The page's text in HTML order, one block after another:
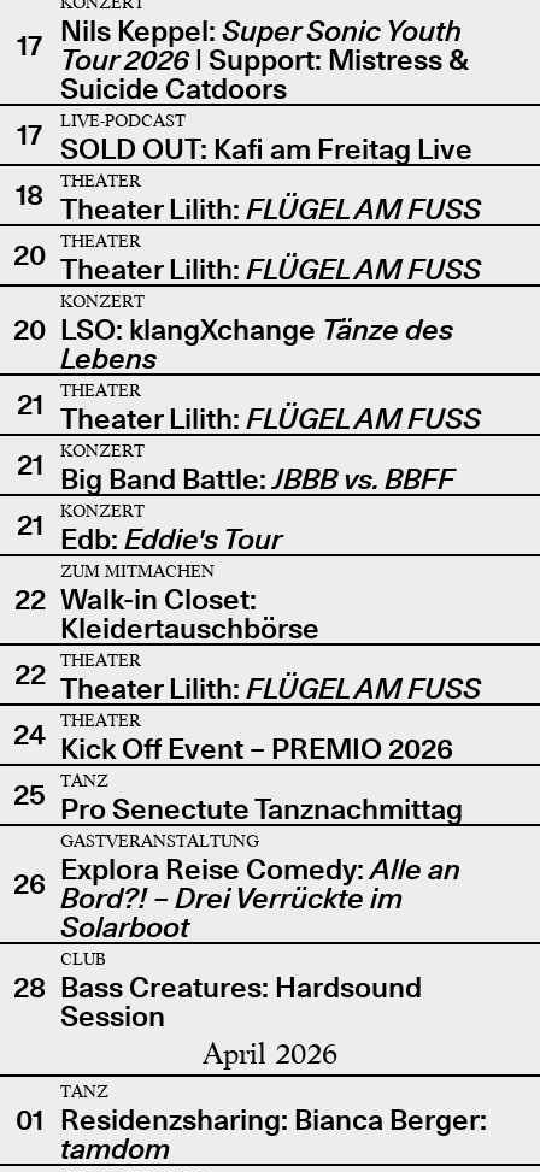
17 Nils Keppel: Super Sonic Youth
Tour 2026| Support: Mistress &
Suicide Catdoors
17
LIVE-PODCAST
SOLD OUT: Kafi am Freitag Live
18
THEATER
Theater Lilith: FLÜGEL AM FUSS
20
THEATER
Theater Lilith: FLÜGEL AM FUSS
20
KONZERT
LSO: klangXchange Tänze des
Lebens
21
THEATER
Theater Lilith: FLÜGEL AM FUSS
21
KONZERT
Big Band Battle:JBBB vs. BBFF
21
KONZERT
Edb: Eddie's Tour
22
ZUM MITMACHEN
Walk-in Closet:
Kleidertauschbörse
22
THEATER
Theater Lilith: FLÜGEL AM FUSS
24
THEATER
Kick Off Event – PREMIO 2026
25
TANZ
Pro Senectute Tanznachmittag
26
GASTVERANSTALTUNG
Explora Reise Comedy:Alle an
Bord?! – Drei Verrückte im
Solarboot
28
CLUB
Bass Creatures: Hardsound
Session
April 2026
01
TANZ
Residenzsharing: Bianca Berger:
tamdom